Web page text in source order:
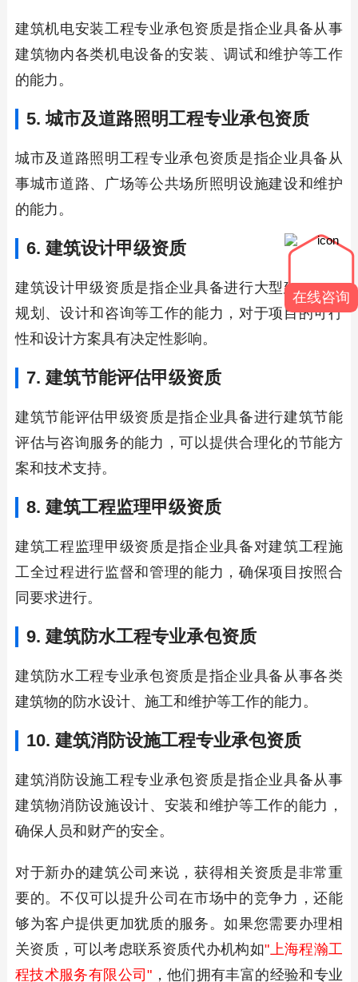
建筑机电安装工程专业承包资质是指企业具备从事
建筑物内各类机电设备的安装、调试和维护等工作
的能力。
5. 城市及道路照明工程专业承包资质
城市及道路照明工程专业承包资质是指企业具备从
事城市道路、广场等公共场所照明设施建设和维护
的能力。
6. 建筑设计甲级资质
建筑设计甲级资质是指企业具备进行大型建筑项目
规划、设计和咨询等工作的能力，对于项目的可行
性和设计方案具有决定性影响。
7. 建筑节能评估甲级资质
建筑节能评估甲级资质是指企业具备进行建筑节能
评估与咨询服务的能力，可以提供合理化的节能方
案和技术支持。
8. 建筑工程监理甲级资质
建筑工程监理甲级资质是指企业具备对建筑工程施
工全过程进行监督和管理的能力，确保项目按照合
同要求进行。
9. 建筑防水工程专业承包资质
建筑防水工程专业承包资质是指企业具备从事各类
建筑物的防水设计、施工和维护等工作的能力。
10. 建筑消防设施工程专业承包资质
建筑消防设施工程专业承包资质是指企业具备从事
建筑物消防设施设计、安装和维护等工作的能力，
确保人员和财产的安全。
对于新办的建筑公司来说，获得相关资质是非常重
要的。不仅可以提升公司在市场中的竞争力，还能
够为客户提供更加犹质的服务。如果您需要办理相
关资质，可以考虑联系资质代办机构如"上海程瀚工
程技术服务有限公司" ，他们拥有丰富的经验和专业
在线咨询